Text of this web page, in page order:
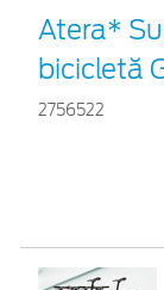
Atera*
bicicletă
2756522